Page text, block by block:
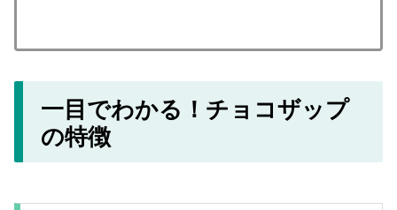
一目でわかる！チョコザップ
の特徴